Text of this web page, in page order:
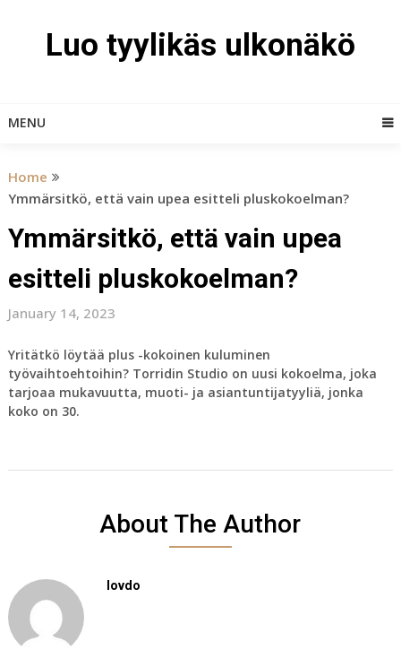
Luo tyylikäs ulkonäkö
MENU
Home
Ymmärsitkö, että vain upea esitteli pluskokoelman?
Ymmärsitkö, että vain upea
esitteli pluskokoelman?
January 14, 2023
Yritätkö löytää plus -kokoinen kuluminen
työvaihtoehtoihin? Torridin Studio on uusi kokoelma, joka
tarjoaa mukavuutta, muoti- ja asiantuntijatyyliä, jonka
koko on 30.
About The Author
Iovdo